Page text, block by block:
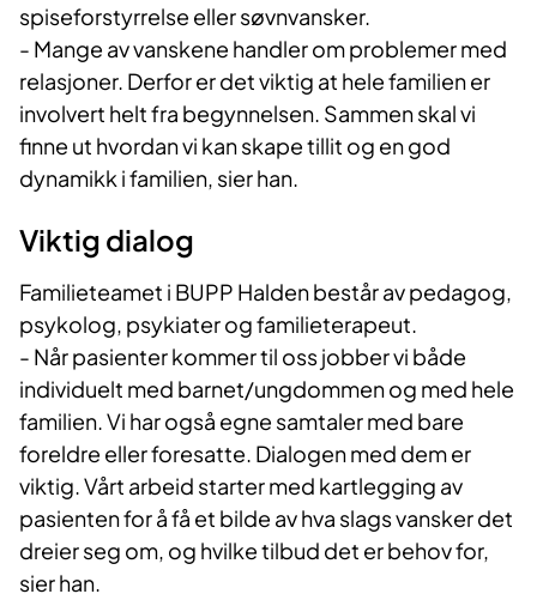
spiseforstyrrelse eller søvnvansker.
- Mange av vanskene handler om problemer med
relasjoner. Derfor er det viktig at hele familien er
involvert helt fra begynnelsen. Sammen skal vi
finne ut hvordan vi kan skape tillit og en god
dynamikk i familien, sier han.
Viktig dialog
Familieteamet i BUPP Halden består av pedagog,
psykolog, psykiater og familieterapeut.
- Når pasienter kommer til oss jobber vi både
individuelt med barnet/ungdommen og med hele
familien. Vi har også egne samtaler med bare
foreldre eller foresatte. Dialogen med dem er
viktig. Vårt arbeid starter med kartlegging av
pasienten for å få et bilde av hva slags vansker det
dreier seg om, og hvilke tilbud det er behov for,
sier han.